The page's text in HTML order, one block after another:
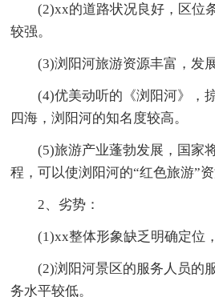
(2)xx的道路状况良好，区位
较强。
(3)浏阳河旅游资源丰富，发展
(4)优美动听的《浏阳河》，
四海，浏阳河的知名度较高。
(5)旅游产业蓬勃发展，国家将
程，可以使浏阳河的“红色旅游”
2、劣势：
(1)xx整体形象缺乏明确定位，
(2)浏阳河景区的服务人员的服
务水平较低。